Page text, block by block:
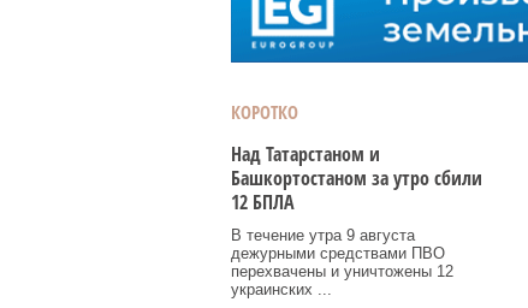
КОРОТКО
Над Татарстаном и
Башкортостаном за утро сбили
12 БПЛА
В течение утра 9 августа
дежурными средствами ПВО
перехвачены и уничтожены 12
украинских ...